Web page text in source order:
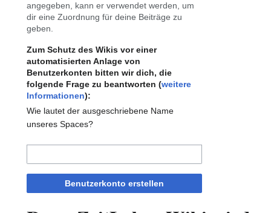
angegeben, kann er verwendet werden, um
dir eine Zuordnung für deine Beiträge zu
geben.
Zum Schutz des Wikis vor einer
automatisierten Anlage von
Benutzerkonten bitten wir dich, die
folgende Frage zu beantworten (weitere
Informationen):
Wie lautet der ausgeschriebene Name
unseres Spaces?
Benutzerkonto erstellen